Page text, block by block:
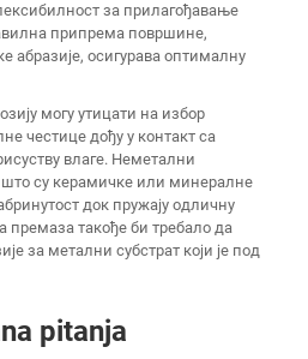
за прилагођавање
припрема површине,
абразије, осигурава оптималну
могу утицати на избор
честице дођу у контакт са
влаге. Неметални
што су керамичке или минералне
док пружају одличну
премаза такође би требало да
за метални субстрат који је под
pitanja